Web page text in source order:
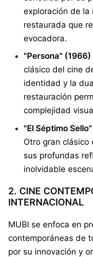
exploración de la
restaurada que
evocadora.
"Persona"
clásico del cine
identidad y la
restauración
complejidad
"El Séptimo
Otro gran clásico
sus profundas
inolvidable
2. CINE
INTERNACIONAL
MUBI se enfoca en
contemporáneas de
por su innovación y